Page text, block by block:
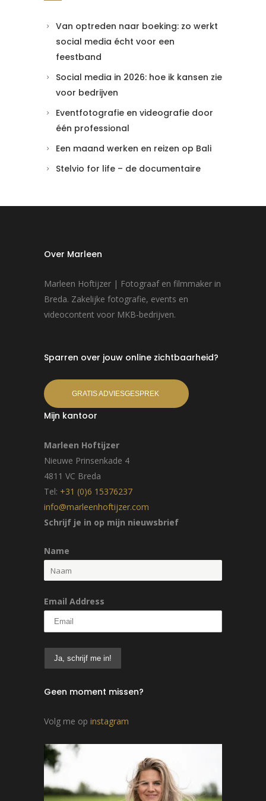
Van optreden naar boeking: zo werkt
social media écht voor een
feestband
Social media in 2026: hoe ik kansen zie
voor bedrijven
Eventfotografie en videografie door
één professional
Een maand werken en reizen op Bali
Stelvio for life – de documentaire
Over Marleen
Marleen Hoftijzer | Fotograaf en filmmaker in
Breda. Zakelijke fotografie, events en
videocontent voor MKB-bedrijven.
Sparren over jouw online zichtbaarheid?
GRATIS ADVIESGESPREK
Mijn kantoor
Marleen Hoftijzer
Nieuwe Prinsenkade 4
4811 VC Breda
Tel: +31 (0)6 15376237
info@marleenhoftijzer.com
Schrijf je in op mijn nieuwsbrief
Name
Email Address
Geen moment missen?
Volg me op instagram